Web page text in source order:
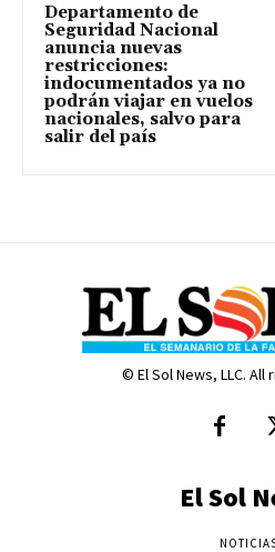
Departamento de
Seguridad Nacional
anuncia nuevas
restricciones:
indocumentados ya no
podrán viajar en vuelos
nacionales, salvo para
salir del país
© El Sol News, LLC.
El Sol